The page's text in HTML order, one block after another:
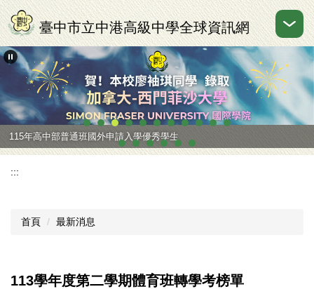
跳
到
主
要
區
臺中市立中港高級中學全球資訊網
115年國中部國中會考成績優異
115年高中部普通班國外申請入學優秀學生
:::
首頁 最新消息
113學年度第二學期體育班轉學考榜單